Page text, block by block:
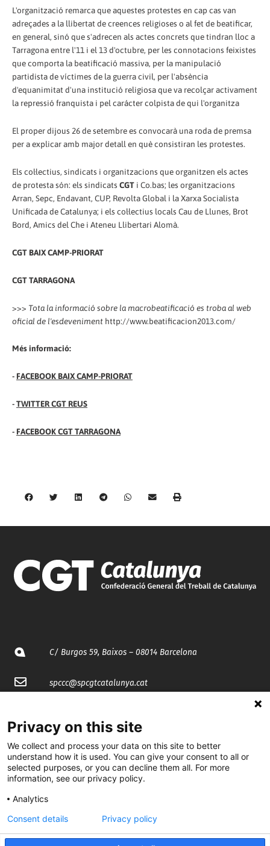
L'organització remarca que aquestes protestes en cap cas van
adreçades a la llibertat de creences religioses o al fet de beatificar,
en general, sinó que s'adrecen als actes concrets que tindran lloc a
Tarragona entre l'11 i el 13 d'octubre, per les connotacions feixistes
que comporta la beatificació massiva, per la manipulació
partidista de víctimes de la guerra civil, per l'absència
d'equanimitat d'una institució religiosa que va recolçar activament
la repressió franquista i pel carácter colpista de qui l'organitza
El proper dijous 26 de setembre es convocarà una roda de premsa
per a explicar amb major detall en què consistiran les protestes.
Els col·lectius, sindicats i organitzacions que organitzen els actes
de protesta són: els sindicats CGT i Co.bas; les organitzacions
Arran, Sepc, Endavant, CUP, Revolta Global i la Xarxa Socialista
Unificada de Catalunya; i els col·lectius locals Cau de Llunes, Brot
Bord, Amics del Che i Ateneu Llibertari Alomà.
CGT BAIX CAMP-PRIORAT
CGT TARRAGONA
>>> Tota la informació sobre la macrobeatificació es troba al web
oficial de l'esdeveniment http://www.beatificacion2013.com/
Més informació:
- FACEBOOK BAIX CAMP-PRIORAT
-TWITTER CGT REUS
- FACEBOOK CGT TARRAGONA
C/ Burgos 59, Baixos – 08014 Barcelona
spccc@spcgtcatalunya.cat
@CGTCatalunya
cgtcatalunya
CGTCatalunya
cgtcatalunya
Privacy on this site
We collect and process your data on this site to better
understand how it is used. You can give your consent to all or
selected purposes, or you can decline them all. For more
information, see our privacy policy.
Analytics
Consent details Privacy policy